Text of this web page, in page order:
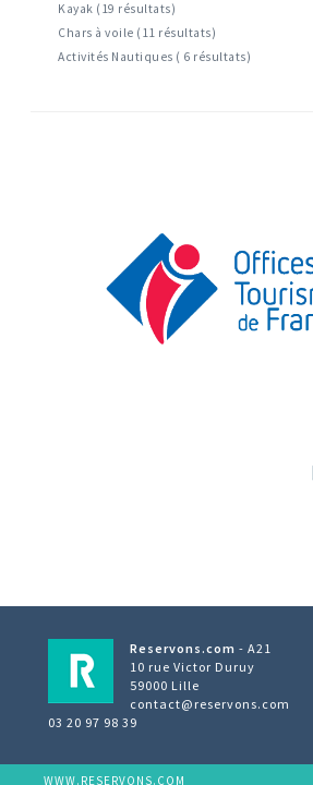
Kayak (19 résultats)
Chars à voile (11 résultats)
Activités Nautiques ( 6 résultats)
Reservons.com - A21
10 rue Victor Duruy
59000 Lille
contact@reservons.com
03 20 97 98 39
WWW.RESERVONS.COM